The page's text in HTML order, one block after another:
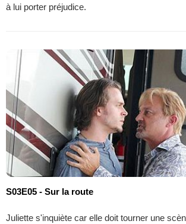
à lui porter préjudice.
S03E05 - Sur la route
Juliette s'inquiète car elle doit tourner une